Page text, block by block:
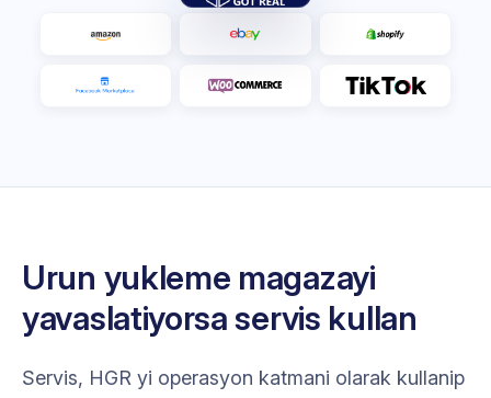
Urun yukleme magazayi
yavaslatiyorsa servis kullan
Servis, HGR yi operasyon katmani olarak kullanip